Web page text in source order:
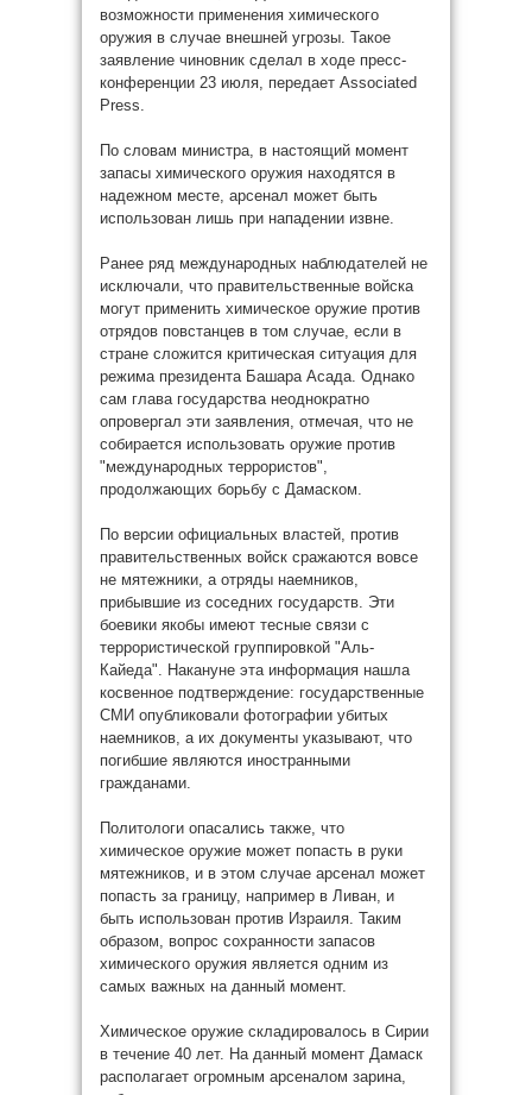
возможности применения химического
оружия в случае внешней угрозы. Такое
заявление чиновник сделал в ходе пресс-
конференции 23 июля, передает Associated
Press.
По словам министра, в настоящий момент
запасы химического оружия находятся в
надежном месте, арсенал может быть
использован лишь при нападении извне.
Ранее ряд международных наблюдателей не
исключали, что правительственные войска
могут применить химическое оружие против
отрядов повстанцев в том случае, если в
стране сложится критическая ситуация для
режима президента Башара Асада. Однако
сам глава государства неоднократно
опровергал эти заявления, отмечая, что не
собирается использовать оружие против
"международных террористов",
продолжающих борьбу с Дамаском.
По версии официальных властей, против
правительственных войск сражаются вовсе
не мятежники, а отряды наемников,
прибывшие из соседних государств. Эти
боевики якобы имеют тесные связи с
террористической группировкой "Аль-
Кайеда". Накануне эта информация нашла
косвенное подтверждение: государственные
СМИ опубликовали фотографии убитых
наемников, а их документы указывают, что
погибшие являются иностранными
гражданами.
Политологи опасались также, что
химическое оружие может попасть в руки
мятежников, и в этом случае арсенал может
попасть за границу, например в Ливан, и
быть использован против Израиля. Таким
образом, вопрос сохранности запасов
химического оружия является одним из
самых важных на данный момент.
Химическое оружие складировалось в Сирии
в течение 40 лет. На данный момент Дамаск
располагает огромным арсеналом зарина,